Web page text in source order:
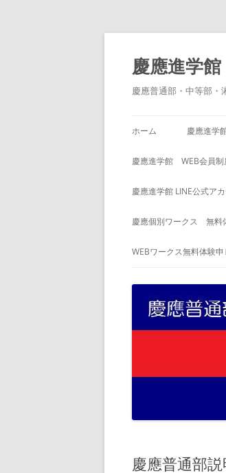
コ
テ
ン
ツ
へ
ス
慶應進学館
慶應普通部・中等部・
ホーム 慶應進学
慶應進学館 WEB会員制
慶應進学館 LINE公式ア
慶應個別ワークス 無料
WEBワークス無料体験
慶應普通部